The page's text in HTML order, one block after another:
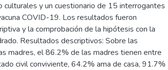
culturales y un cuestionario de 15 interrogantes
COVID-19. Los resultados fueron
y la comprobación de la hipótesis con la
Resultados descriptivos: Sobre las
madres, el 86.2% de las madres tienen entre
civil conviviente, 64.2% ama de casa, 91.7%